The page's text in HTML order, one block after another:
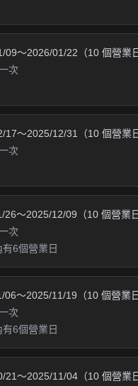
09～2026/01/22（10 個營業日
次
17～2025/12/31（10 個營業日
次
～2025/12/09（10 個營業日
次
6個營業日
～2025/11/19（10 個營業日
次
6個營業日
21～2025/11/04（10 個營業日